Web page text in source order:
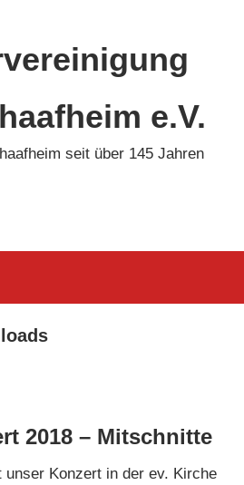
e.V.
seit über 145 Jahren
2018 – Mitschnitte
unser Konzert in der ev. Kirche